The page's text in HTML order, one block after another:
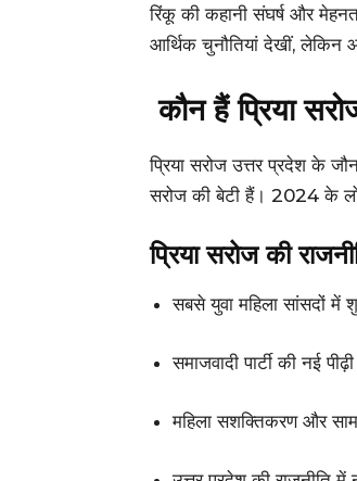
रिंकू की कहानी संघर्ष और
आर्थिक चुनौतियां देखीं,
कौन हैं प्रिया
प्रिया सरोज उत्तर प्रदेश के
सरोज की बेटी हैं। 2024 के
प्रिया सरोज की
सबसे युवा महिला सांसदों में
समाजवादी पार्टी की नई
महिला सशक्तिकरण और